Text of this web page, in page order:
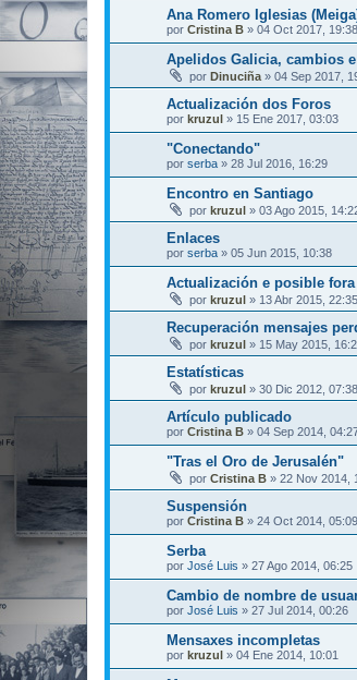
Ana Romero Iglesias
por Cristina B » 04 Oct 2017, 19:38
Apelidos Galicia, cambios
por Dinuciña » 04 Sep 2017,
Actualización dos Foros
por kruzul » 15 Ene 2017, 03:03
"Conectando"
por serba » 28 Jul 2016, 16:29
Encontro en Santiago
por kruzul » 03 Ago 2015,
Enlaces
por serba » 05 Jun 2015, 10:38
Actualización e posible
por kruzul » 13 Abr 2015, 22:35
Recuperación mensajes
por kruzul » 15 May 2015,
Estatísticas
por kruzul » 30 Dic 2012, 07:38
Artículo publicado
por Cristina B » 04 Sep 2014,
"Tras el Oro de Jerusalén"
por Cristina B » 22 Nov 2014,
Suspensión
por Cristina B » 24 Oct 2014, 05:09
Serba
por José Luis » 27 Ago 2014, 06:25
Cambio de nombre de
por José Luis » 27 Jul 2014, 00:26
Mensaxes incompletas
por kruzul » 04 Ene 2014, 10:01